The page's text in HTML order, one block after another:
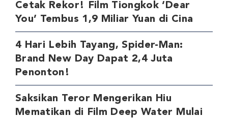
Cetak Rekor! Film Tiongkok ‘Dear
You’ Tembus 1,9 Miliar Yuan di Cina
4 Hari Lebih Tayang, Spider-Man:
Brand New Day Dapat 2,4 Juta
Penonton!
Saksikan Teror Mengerikan Hiu
Mematikan di Film Deep Water Mulai